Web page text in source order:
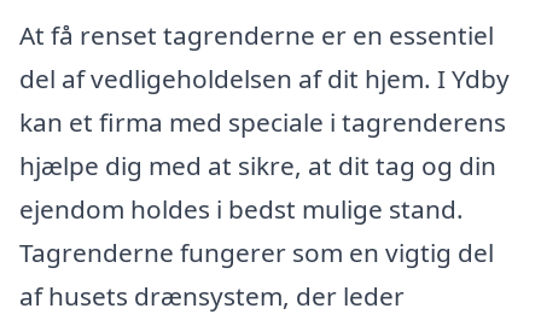
At få renset tagrenderne er en essentiel
del af vedligeholdelsen af dit hjem. I Ydby
kan et firma med speciale i tagrenderens
hjælpe dig med at sikre, at dit tag og din
ejendom holdes i bedst mulige stand.
Tagrenderne fungerer som en vigtig del
af husets drænsystem, der leder